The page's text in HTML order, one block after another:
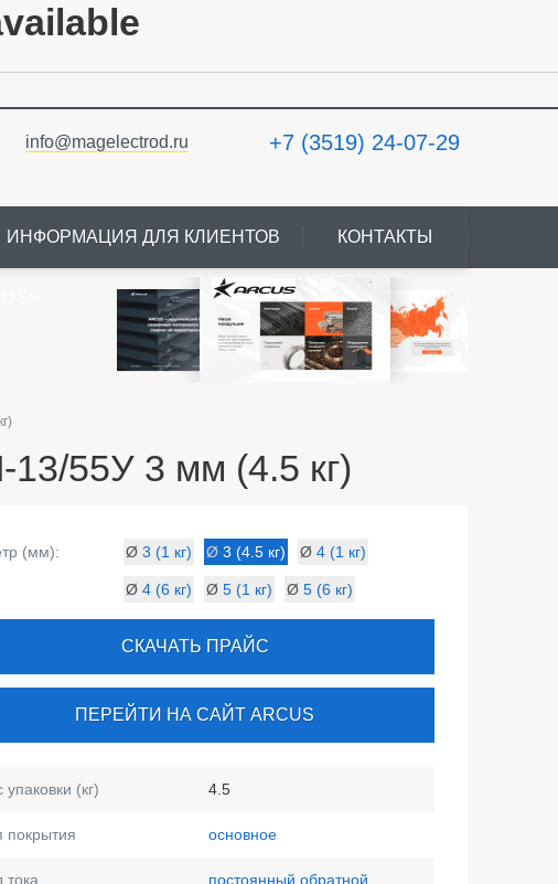
info@magelectrod.ru +7 (3519) 24-07-29
ИНФОРМАЦИЯ ДЛЯ КЛИЕНТОВ КОНТАКТЫ
55У 3 мм (4.5 кг)
(мм): Ø3 (1 кг) Ø3 (4.5 кг) Ø4 (1 кг)
Ø4 (6 кг) Ø5 (1 кг) Ø5 (6 кг)
СКАЧАТЬ ПРАЙС
ПЕРЕЙТИ НА САЙТ ARCUS
упаковки (кг) 4.5
покрытия основное
тока
постоянный обратной